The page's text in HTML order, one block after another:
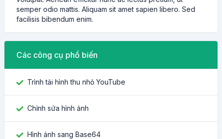
semper odio mattis. Aliquam sit amet sapien libero. Sed
facilisis bibendum enim.
Các công cụ phổ biến
Trình tải hình thu nhỏ YouTube
Chỉnh sửa hình ảnh
Hình ảnh sang Base64